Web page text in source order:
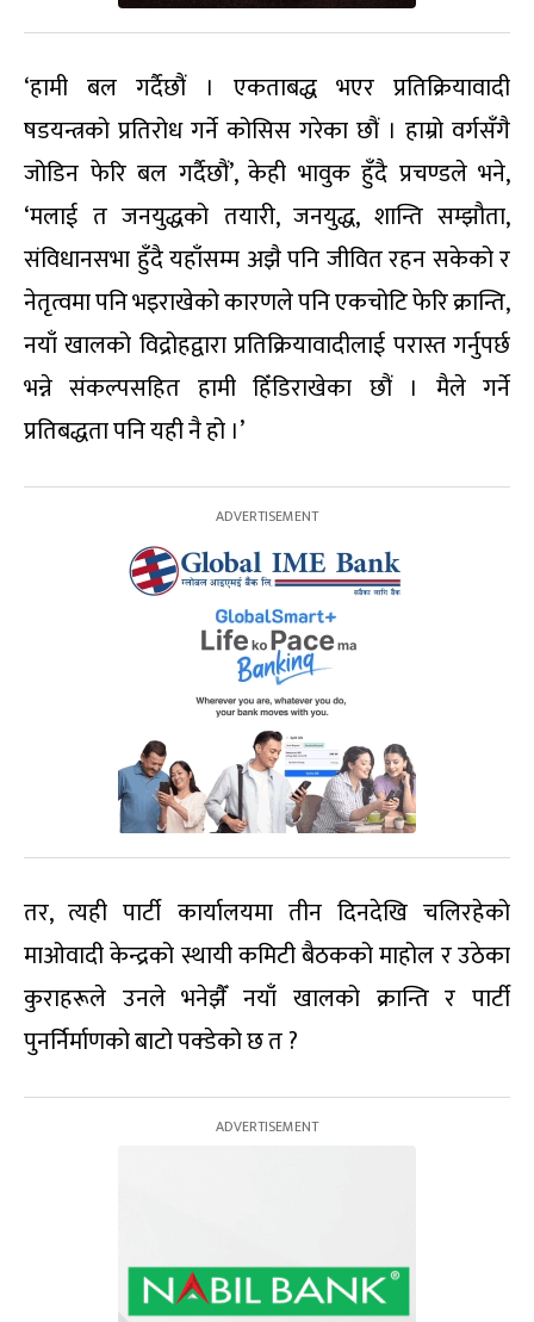
‘हामी बल गर्दैछौं । एकताबद्ध भएर प्रतिक्रियावादी
षडयन्त्रको प्रतिरोध गर्ने कोसिस गरेका छौं । हाम्रो वर्गसँगै
जोडिन फेरि बल गर्दैछौं’, केही भावुक हुँदै प्रचण्डले भने,
‘मलाई त जनयुद्धको तयारी, जनयुद्ध, शान्ति सम्झौता,
संविधानसभा हुँदै यहाँसम्म अझै पनि जीवित रहन सकेको र
नेतृत्वमा पनि भइराखेको कारणले पनि एकचोटि फेरि क्रान्ति,
नयाँ खालको विद्रोहद्वारा प्रतिक्रियावादीलाई परास्त गर्नुपर्छ
भन्ने संकल्पसहित हामी हिँडिराखेका छौं । मैले गर्ने
प्रतिबद्धता पनि यही नै हो ।’
तर, त्यही पार्टी कार्यालयमा तीन दिनदेखि चलिरहेको
माओवादी केन्द्रको स्थायी कमिटी बैठकको माहोल र उठेका
कुराहरूले उनले भनेझैँ नयाँ खालको क्रान्ति र पार्टी
पुनर्निर्माणको बाटो पक्डेको छ त ?